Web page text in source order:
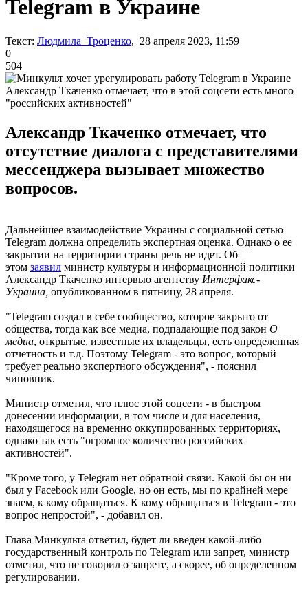
Telegram в Украине
Текст: Людмила Троценко, 28 апреля 2023, 11:59
0
504
Александр Ткаченко отмечает, что в этой соцсети есть много
"российских активностей"
Александр Ткаченко отмечает, что
отсутствие диалога с представителями
мессенджера вызывает множество
вопросов.
Дальнейшее взаимодействие Украины с социальной сетью
Telegram должна определить экспертная оценка. Однако о ее
закрытии на территории страны речь не идет. Об
этом заявил министр культуры и информационной политики
Александр Ткаченко интервью агентству Интерфакс-
Украина, опубликованном в пятницу, 28 апреля.
"Telegram создал в себе сообщество, которое закрыто от
общества, тогда как все медиа, подпадающие под закон О
медиа, открытые, известные их владельцы, есть определенная
отчетность и т.д. Поэтому Telegram - это вопрос, который
требует реально экспертного обсуждения", - пояснил
чиновник.
Министр отметил, что плюс этой соцсети - в быстром
донесении информации, в том числе и для населения,
находящегося на временно оккупированных территориях,
однако так есть "огромное количество российских
активностей".
"Кроме того, у Telegram нет обратной связи. Какой бы он ни
был у Facebook или Google, но он есть, мы по крайней мере
знаем, к кому обращаться. К кому обращаться в Telegram - это
вопрос непростой", - добавил он.
Глава Минкульта ответил, будет ли введен какой-либо
государственный контроль по Telegram или запрет, министр
отметил, что не говорил о запрете, а скорее, об определенном
регулировании.